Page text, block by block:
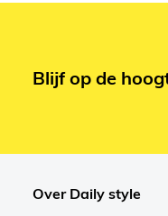
Blijf op de
Over Daily style